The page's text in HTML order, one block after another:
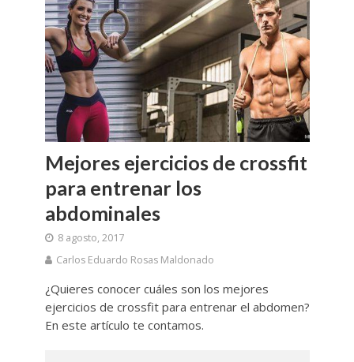
Mejores ejercicios de crossfit
para entrenar los
abdominales
8 agosto, 2017
Carlos Eduardo Rosas Maldonado
¿Quieres conocer cuáles son los mejores
ejercicios de crossfit para entrenar el abdomen?
En este artículo te contamos.